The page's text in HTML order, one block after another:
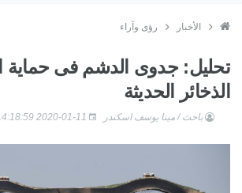
الأخبار رؤى وآراء
تحليل: جدوى الدشم فى حماية
الذخائر الحديثة
باحث / مينا يوسف اسكندر